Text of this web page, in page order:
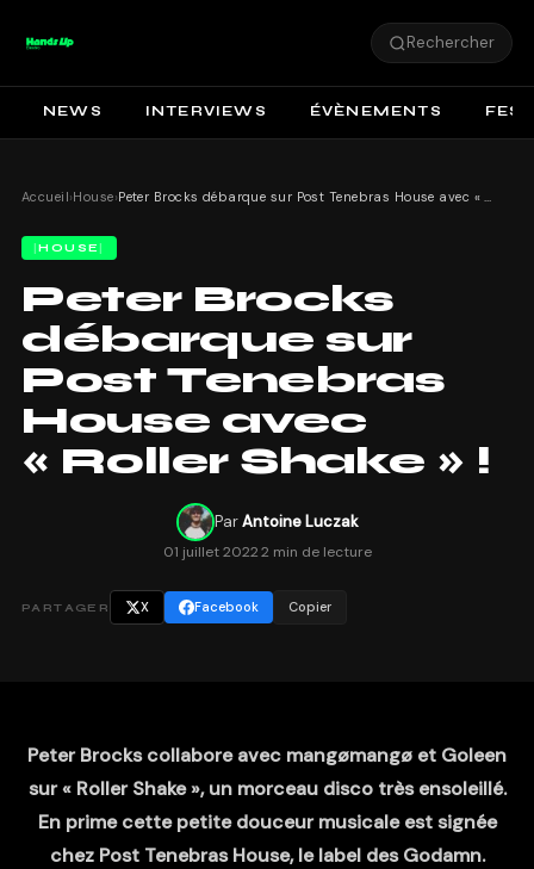
Rechercher
NEWS INTERVIEWS ÉVÈNEMENTS
Accueil›House› Peter Brocks débarque sur Post Tenebras House avec « Roller Shake » !
HOUSE
Peter Brocks
débarque sur
Post Tenebras
House avec
« Roller Shake » !
ParAntoine Luczak
01 juillet 20222 min de lecture
PARTAGER X Facebook Copier
Peter Brocks collabore avec mangømangø et Goleen
sur « Roller Shake », un morceau disco très ensoleillé.
En prime cette petite douceur musicale est signée
chez Post Tenebras House, le label des Godamn.